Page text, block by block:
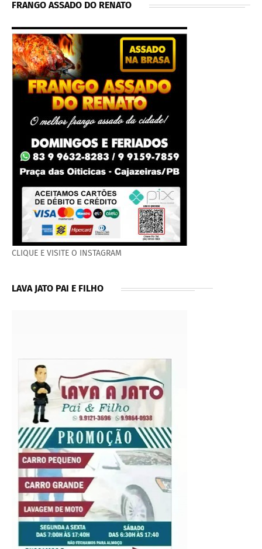
FRANGO ASSADO DO RENATO
CLIQUE E VISITE O INSTAGRAM
LAVA JATO PAI E FILHO